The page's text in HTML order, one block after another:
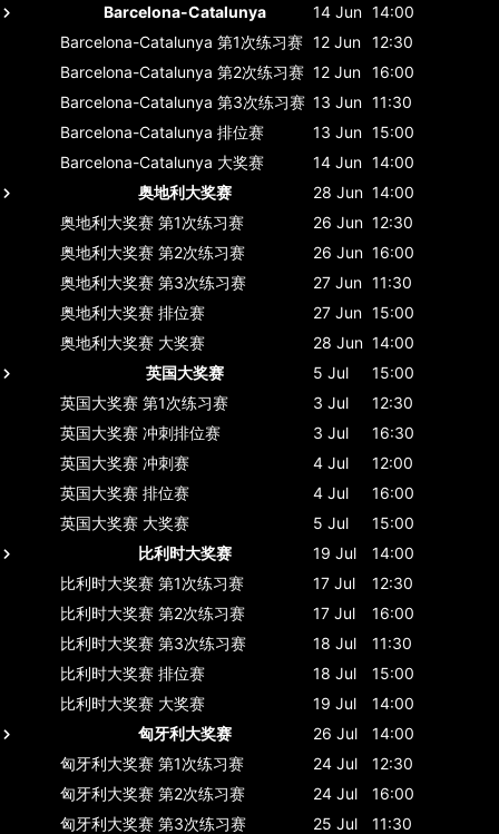
Barcelona-Catalunya
14 Jun 14:00
Barcelona-Catalunya 第1次练习赛 12 Jun 12:30
Barcelona-Catalunya 第2次练习赛 12 Jun 16:00
Barcelona-Catalunya 第3次练习赛 13 Jun 11:30
Barcelona-Catalunya 排位赛 13 Jun 15:00
Barcelona-Catalunya 大奖赛 14 Jun 14:00
奥地利大奖赛
28 Jun 14:00
奥地利大奖赛 第1次练习赛 26 Jun 12:30
奥地利大奖赛 第2次练习赛 26 Jun 16:00
奥地利大奖赛 第3次练习赛 27 Jun 11:30
奥地利大奖赛 排位赛 27 Jun 15:00
奥地利大奖赛 大奖赛 28 Jun 14:00
英国大奖赛
5 Jul
15:00
英国大奖赛 第1次练习赛 3 Jul
12:30
英国大奖赛 冲刺排位赛 3 Jul
16:30
英国大奖赛 冲刺赛 4 Jul
12:00
英国大奖赛 排位赛 4 Jul
16:00
英国大奖赛 大奖赛 5 Jul
15:00
比利时大奖赛
19 Jul
14:00
比利时大奖赛 第1次练习赛 17 Jul
12:30
比利时大奖赛 第2次练习赛 17 Jul
16:00
比利时大奖赛 第3次练习赛 18 Jul
11:30
比利时大奖赛 排位赛 18 Jul
15:00
比利时大奖赛 大奖赛 19 Jul
14:00
匈牙利大奖赛
26 Jul
14:00
匈牙利大奖赛 第1次练习赛 24 Jul
12:30
匈牙利大奖赛 第2次练习赛 24 Jul
16:00
匈牙利大奖赛 第3次练习赛 25 Jul
11:30